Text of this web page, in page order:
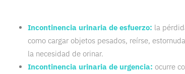
Incontinencia urinaria de esfuerzo: la
como cargar objetos pesados, reírse,
la necesidad de orinar.
Incontinencia urinaria de urgencia: ocurre